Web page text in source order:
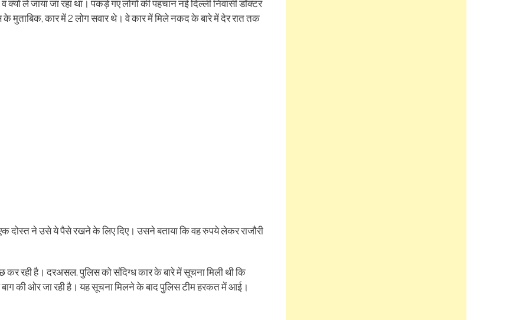
ले जाया जा रहा था। पकड़े गए लोगों की पहचान नई दिल्ली निवासी डॉक्टर
मुताबिक, कार में 2 लोग सवार थे। वे कार में मिले नकद के बारे में देर रात तक
दोस्त ने उसे ये पैसे रखने के लिए दिए। उसने बताया कि वह रुपये लेकर राजौरी
रही है। दरअसल, पुलिस को संदिग्ध कार के बारे में सूचना मिली थी कि
की ओर जा रही है। यह सूचना मिलने के बाद पुलिस टीम हरकत में आई।